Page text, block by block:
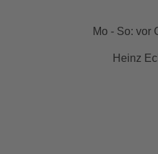
Mo - So: vor
Heinz